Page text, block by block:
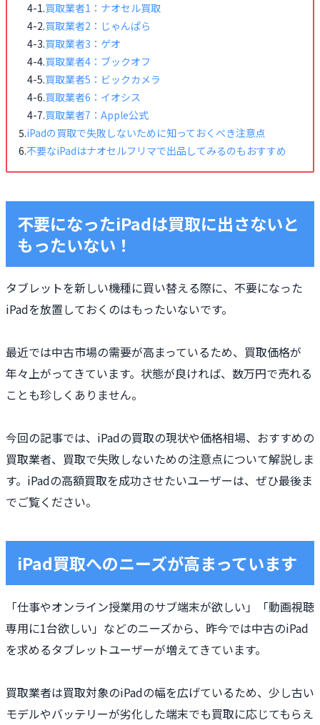
買取業者1：ナオセル買取
買取業者2：じゃんぱら
買取業者3：ゲオ
買取業者4：ブックオフ
買取業者5：ビックカメラ
買取業者6：イオシス
買取業者7：Apple公式
iPadの買取で失敗しないために知っておくべき注意点
不要なiPadはナオセルフリマで出品してみるのもおすすめ
不要になったiPadは買取に出さないと
もったいない！
タブレットを新しい機種に買い替える際に、不要になった
iPadを放置しておくのはもったいないです。
最近では中古市場の需要が高まっているため、買取価格が
年々上がってきています。状態が良ければ、数万円で売れる
ことも珍しくありません。
今回の記事では、iPadの買取の現状や価格相場、おすすめの
買取業者、買取で失敗しないための注意点について解説しま
す。iPadの高額買取を成功させたいユーザーは、ぜひ最後ま
でご覧ください。
iPad買取へのニーズが高まっています
「仕事やオンライン授業用のサブ端末が欲しい」「動画視聴
専用に1台欲しい」などのニーズから、昨今では中古のiPad
を求めるタブレットユーザーが増えてきています。
買取業者は買取対象のiPadの幅を広げているため、少し古い
モデルやバッテリーが劣化した端末でも買取に応じてもらえ